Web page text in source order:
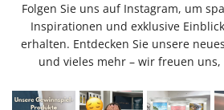
Folgen Sie uns auf Instagram, um
Inspirationen und exklusive
erhalten. Entdecken Sie unsere
und vieles mehr – wir freuen uns,